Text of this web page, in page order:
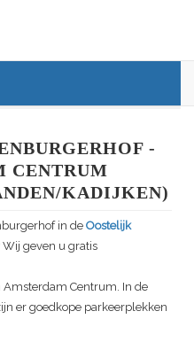
-
CENTRUM
KADIJKEN)
in de Oostelijk
Wij geven u gratis
Amsterdam Centrum. In de
er goedkope parkeerplekken